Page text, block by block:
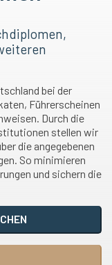
bei der
Führerscheinen
Durch die
stellen wir
die angegebenen
So minimieren
und sichern die